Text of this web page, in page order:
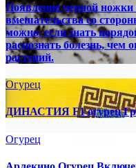
Появление черной ножки
вмешательства со
можно, если знать
распознать болезнь, чем
растений.
Огурец
ДИНАСТИЯ F1 огурец
Огурец